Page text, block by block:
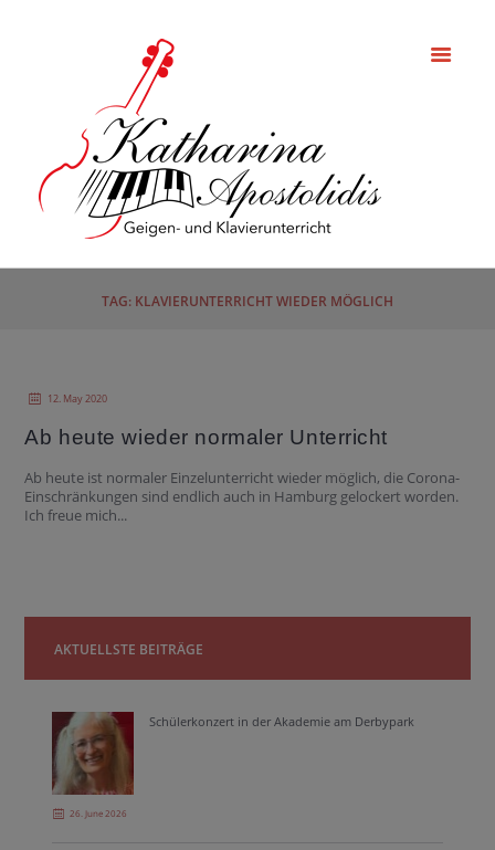
TAG: KLAVIERUNTERRICHT WIEDER MÖGLICH
12. May 2020
Ab heute wieder normaler Unterricht
Ab heute ist normaler Einzelunterricht wieder möglich, die Corona-
Einschränkungen sind endlich auch in Hamburg gelockert worden.
Ich freue mich...
AKTUELLSTE BEITRÄGE
Schülerkonzert in der Akademie am Derbypark
26. June 2026